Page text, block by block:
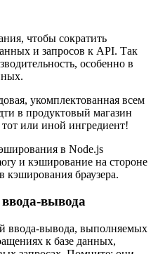
чтобы сократить
и запросов к API. Так
особенно в
укомплектованная всем
в продуктовый магазин
или иной ингредиент!
в Node.js
и кэширование на стороне
браузера.
вывода
ввода-вывода, выполняемых
к базе данных,